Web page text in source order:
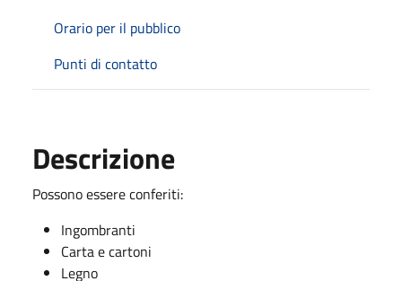
Orario per il pubblico
Punti di contatto
Descrizione
Possono essere conferiti:
Ingombranti
Carta e cartoni
Legno